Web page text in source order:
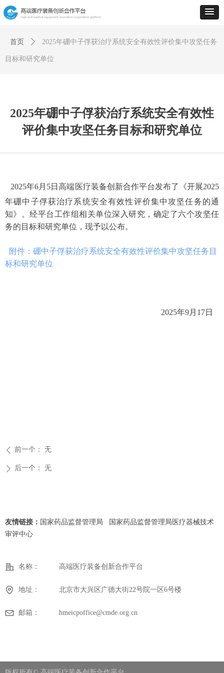
2025年硼中子俘获治疗系统安全有效性
评价集中攻坚任务目标和研究单位
2025年6月5日高端医疗装备创新合作平台发布了《开展2025
年硼中子俘获治疗系统安全有效性评价集中攻坚任务的通
知》。经平台工作组相关单位深入研究，确定了六个攻坚任
务的目标和研究单位，现予以公布。
附件：硼中子俘获治疗系统安全有效性评价集中攻坚任务目
标和研究单位
2025年9月17日
ꄴ 前一个： 无
ꄲ 后一个： 无
首页 ꄲ 2025年硼中子俘获治疗系统安全有效性评价集中攻坚任务
目标和研究单位
名称： 高端医疗装备创新合作平台
地址： 北京市大兴区广德大街22号院一区6号楼
邮箱： hmeicpoffice@cmde.org.cn
友情链接： 国家药品监督管理局
国家药品监督管理局医疗器械技术
审评中心